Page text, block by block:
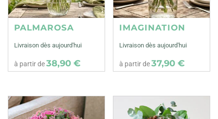
PALMAROSA
Livraison dès aujourd'hui
à partir de38,90 €
IMAGINATION
Livraison dès aujourd'hui
à partir de37,90 €